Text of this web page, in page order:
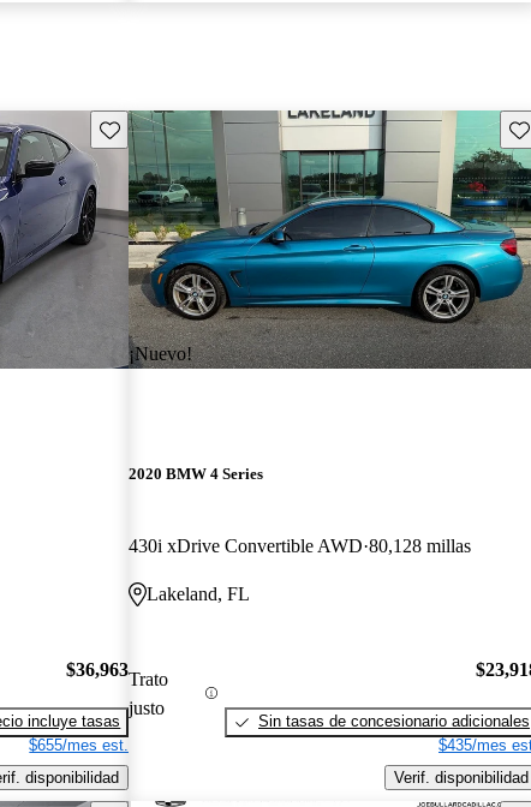
Guarda este Aviso
$36,963
incluye tasas
$655/mes est.
disponibilidad
¡Nuevo!
2020 BMW 4 Series
430i xDrive Convertible AWD 80,128 millas
Lakeland, FL
Trato
justo
Sin tasas de concesionario adicionales
$435/mes
Verif. disponibilidad